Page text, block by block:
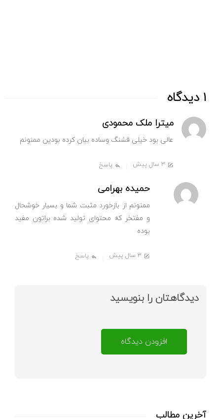
آخرین مطالب
1 دیدگاه
میترا ملک محمودی
عالی بود خیلی قشنگ وساده بیان کرده بودین ممنونم
3 سال پیش پاسخ
حمیده بهرامی
ممنونم از بازخورد مثبت شما و بسیار خوشحال
و مفتخر که محتوای تولید شده براتون مفید
بوده
3 سال پیش پاسخ
دیدگاهتان را بنویسید
افزودن دیدگاه